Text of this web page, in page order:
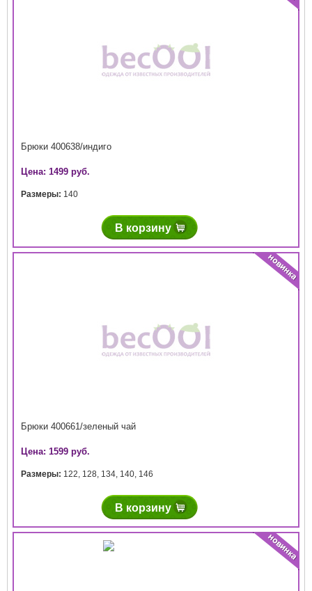
Брюки 400638/индиго
Цена: 1499 руб.
Размеры: 140
В корзину
Брюки 400661/зеленый чай
Цена: 1599 руб.
Размеры: 122, 128, 134, 140, 146
В корзину